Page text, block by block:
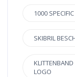
1000
SKIBRIL
LOGO